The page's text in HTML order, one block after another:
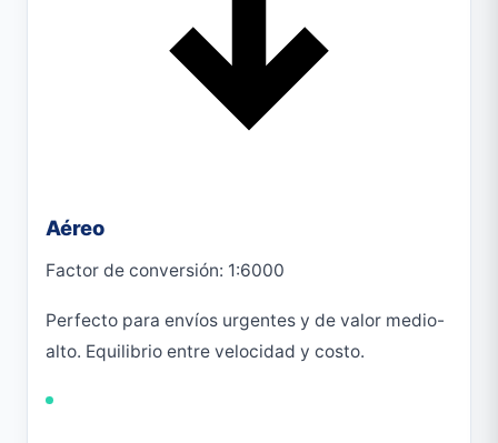
Aéreo
Factor de conversión: 1:6000
Perfecto para envíos urgentes y de valor medio-
alto. Equilibrio entre velocidad y costo.